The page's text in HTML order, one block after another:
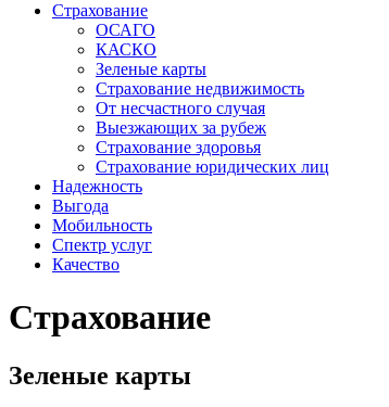
Страхование
ОСАГО
КАСКО
Зеленые карты
Страхование недвижимость
От несчастного случая
Выезжающих за рубеж
Страхование здоровья
Страхование юридических лиц
Надежность
Выгода
Мобильность
Спектр услуг
Качество
Страхование
Зеленые карты